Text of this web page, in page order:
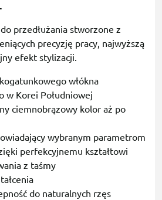
przedłużania stworzone z
precyzję pracy, najwyższą
efekt stylizacji.
włókna
w Korei Południowej
ciemnobrązowy kolor aż po
wybranym parametrom
perfekcyjnemu kształtowi
z taśmy
do naturalnych rzęs